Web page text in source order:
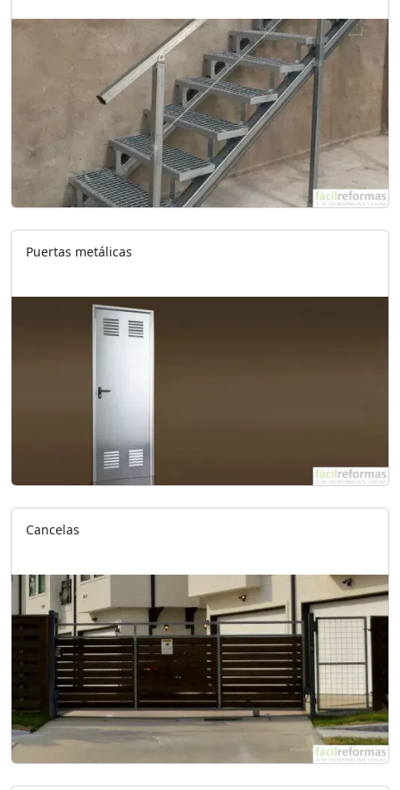
Puertas metálicas
Cancelas